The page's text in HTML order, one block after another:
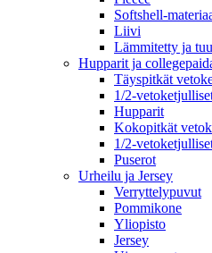
Softshell-
Liivi
Lämmitetty ja
Hupparit ja
Täyspitkät
1/2-
Hupparit
Kokopitkät
1/2-
Puserot
Urheilu ja Jersey
Verryttelypuvut
Pommikone
Yliopisto
Jersey